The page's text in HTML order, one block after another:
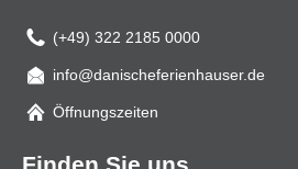
(+49) 322 2185 0000
Mail
info@danischeferienhauser.de
Öffnungszeiten